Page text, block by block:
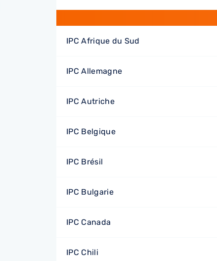
IPC Afrique du Sud
IPC Allemagne
IPC Autriche
IPC Belgique
IPC Brésil
IPC Bulgarie
IPC Canada
IPC Chili